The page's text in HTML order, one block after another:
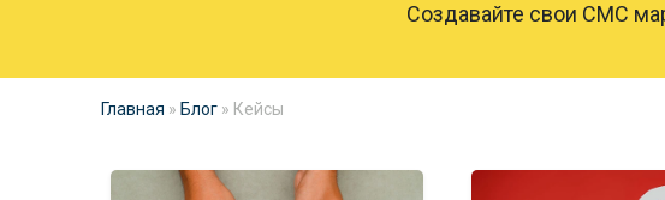
Создавайте свои СМС
Главная » Блог » Кейсы